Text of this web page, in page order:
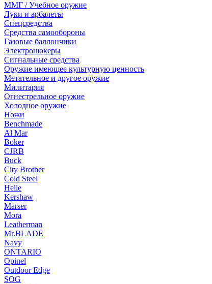
ММГ / Учебное оружие
Луки и арбалеты
Спецсредства
Средства самообороны
Газовые баллончики
Электрошокеры
Сигнальные средства
Оружие имеющее культурную ценность
Метательное и другое оружие
Милитария
Огнестрельное оружие
Холодное оружие
Ножи
Benchmade
Al Mar
Boker
CJRB
Buck
City Brother
Cold Steel
Helle
Kershaw
Marser
Mora
Leatherman
Mr.BLADE
Navy
ONTARIO
Opinel
Outdoor Edge
SOG